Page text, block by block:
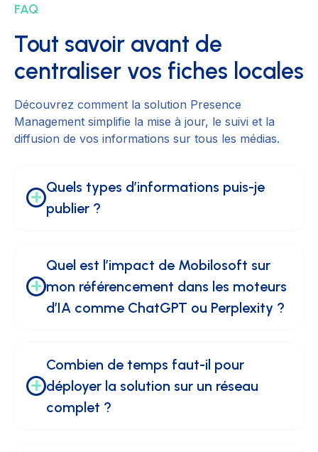
FAQ
Tout savoir avant de
centraliser vos fiches locales
Découvrez comment la solution Presence
Management simplifie la mise à jour, le suivi et la
diffusion de vos informations sur tous les médias.
Quels types d’informations puis-je
publier ?
Quel est l’impact de Mobilosoft sur
mon référencement dans les moteurs
d’IA comme ChatGPT ou Perplexity ?
Combien de temps faut-il pour
déployer la solution sur un réseau
complet ?